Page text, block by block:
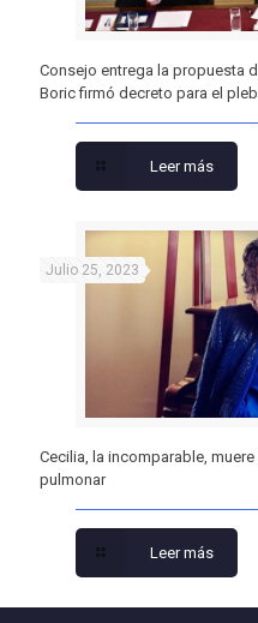
Consejo entrega la propuesta
Boric firmó decreto para el
Leer más
Julio 25, 2023
Cecilia, la incomparable,
pulmonar
Leer más